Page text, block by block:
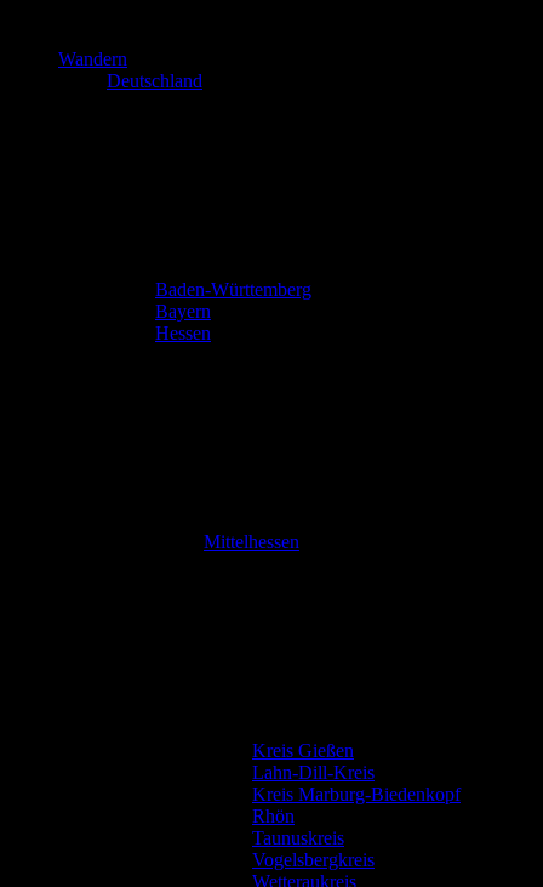
Wandern
Deutschland
Baden-Württemberg
Bayern
Hessen
Mittelhessen
Kreis Gießen
Lahn-Dill-Kreis
Kreis Marburg-Biedenkopf
Rhön
Taunuskreis
Vogelsbergkreis
Wetteraukreis